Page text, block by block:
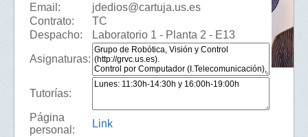
Email:
jdedios@cartuja.us.es
Contrato:
TC
Despacho:
Laboratorio 1 - Planta 2 - E13
Asignaturas:
Tutorías:
Página
personal:
Link